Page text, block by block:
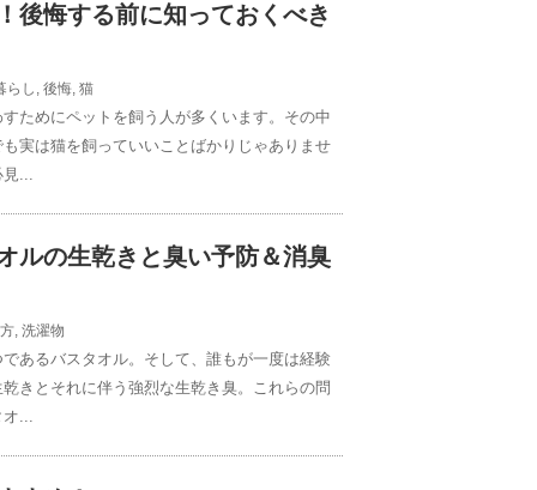
後悔する前に知っておくべき
らし , 後悔, 猫
ためにペットを飼う人が多くいます。その中
実は猫を飼っていいことばかりじゃありませ
見...
ルの生乾きと臭い予防＆消臭
, 洗濯物
あるバスタオル。そして、誰もが一度は経験
きとそれに伴う強烈な生乾き臭。これらの問
オ...